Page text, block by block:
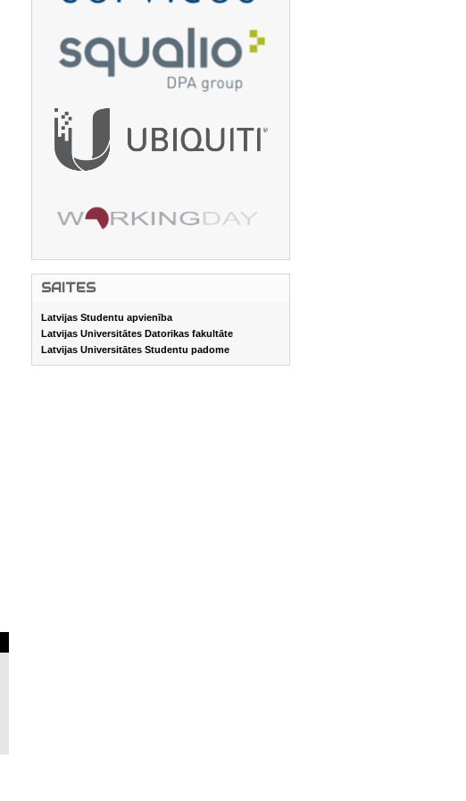
SAITES
Latvijas Studentu apvienība
Latvijas Universitātes Datorikas fakultāte
Latvijas Universitātes Studentu padome